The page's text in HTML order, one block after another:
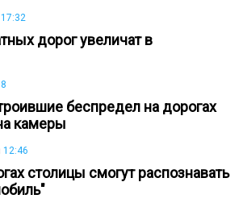
17:32
дорог увеличат в
беспредел на дорогах
камеры
12:46
столицы смогут распознавать